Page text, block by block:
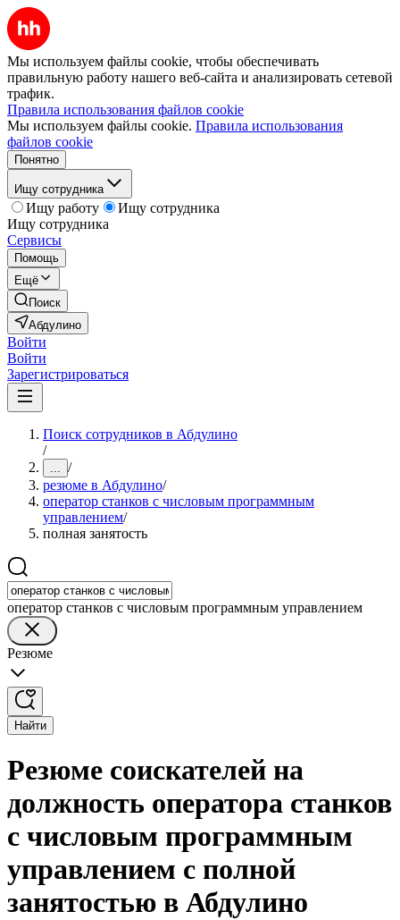
Мы используем файлы cookie, чтобы обеспечивать
правильную работу нашего веб-сайта и анализировать сетевой
трафик.
Правила использования файлов cookie
Мы используем файлы cookie. Правила использования
файлов cookie
Понятно
Ищу сотрудника
Ищу работу
Ищу сотрудника
Ищу сотрудника
Сервисы
Помощь
Ещё
Поиск
Абдулино
Войти
Войти
Зарегистрироваться
Поиск сотрудников в Абдулино
/
... /
резюме в Абдулино/
оператор станков с числовым программным
управлением/
полная занятость
оператор станков с числовым программным управлением
Резюме
Найти
Резюме соискателей на
должность оператора станков
с числовым программным
управлением с полной
занятостью в Абдулино